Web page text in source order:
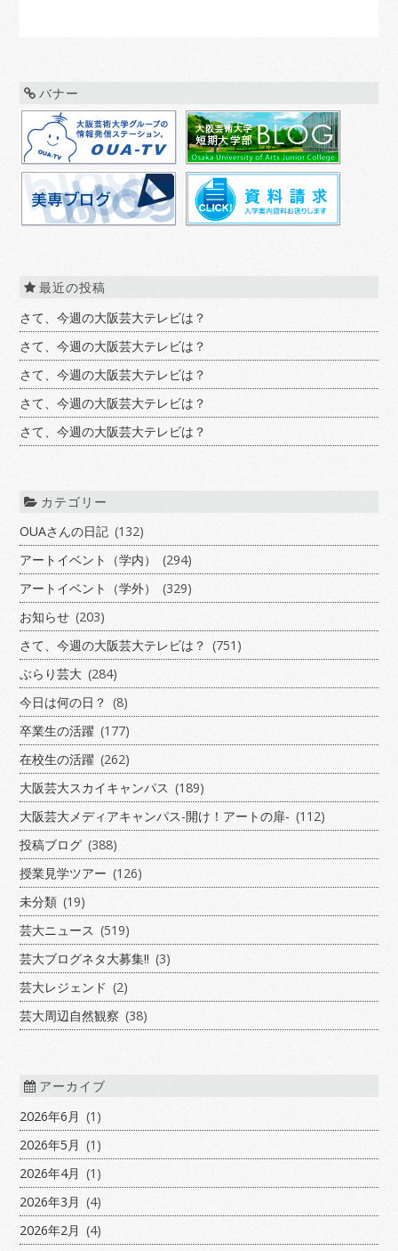
バナー
最近の投稿
さて、今週の大阪芸大テレビは？
さて、今週の大阪芸大テレビは？
さて、今週の大阪芸大テレビは？
さて、今週の大阪芸大テレビは？
さて、今週の大阪芸大テレビは？
カテゴリー
OUAさんの日記 (132)
アートイベント（学内）
(294)
アートイベント（学外）
(329)
お知らせ (203)
さて、今週の大阪芸大テレビは？ (751)
ぶらり芸大 (284)
今日は何の日？ (8)
卒業生の活躍 (177)
在校生の活躍 (262)
大阪芸大スカイキャンパス (189)
大阪芸大メディアキャンパス-開け！アートの扉- (112)
投稿ブログ (388)
授業見学ツアー (126)
未分類 (19)
芸大ニュース (519)
芸大ブログネタ大募集!! (3)
芸大レジェンド (2)
芸大周辺自然観察 (38)
アーカイブ
2026年6月 (1)
2026年5月 (1)
2026年4月 (1)
2026年3月 (4)
2026年2月 (4)